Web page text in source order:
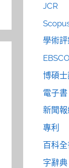
JCR
學術
EBSCO
博碩
電子書
新聞
專利
百科全
字辭典